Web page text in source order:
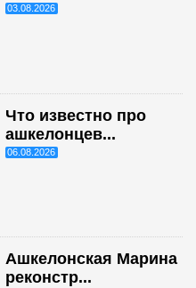
03.08.2026
Что известно про
ашкелонцев...
06.08.2026
Ашкелонская Марина
реконстр...